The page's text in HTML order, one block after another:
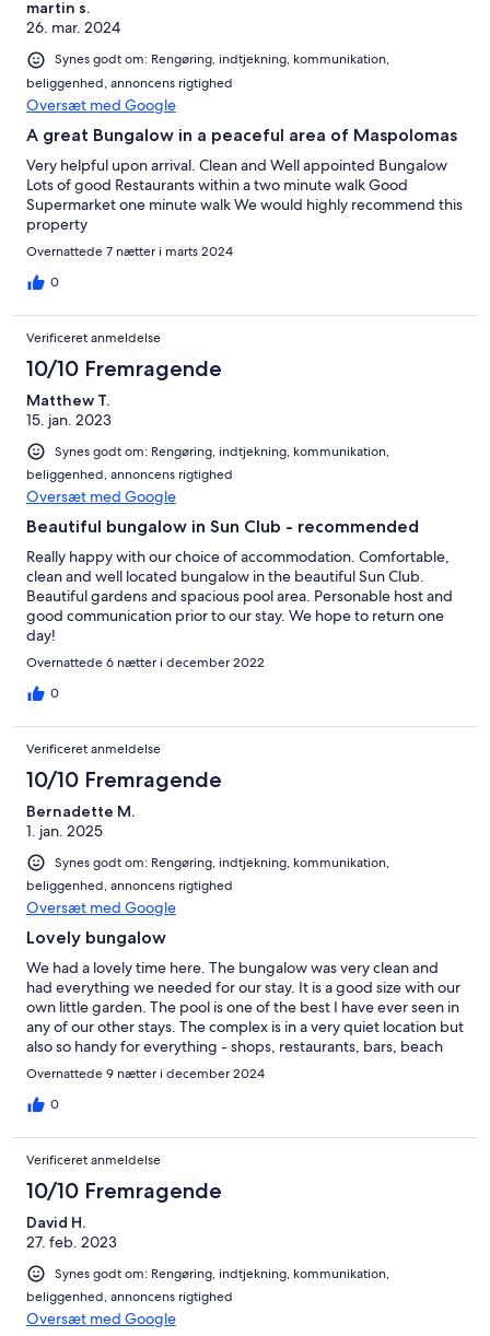
martin s.
26. mar. 2024
Synes godt om: Rengøring, indtjekning, kommunikation,
beliggenhed, annoncens rigtighed
Oversæt med Google
A great Bungalow in a peaceful area of Maspolomas
Very helpful upon arrival. Clean and Well appointed Bungalow
Lots of good Restaurants within a two minute walk Good
Supermarket one minute walk We would highly recommend this
property
Overnattede 7 nætter i marts 2024
0
Verificeret anmeldelse
10/10 Fremragende
Matthew T.
15. jan. 2023
Synes godt om: Rengøring, indtjekning, kommunikation,
beliggenhed, annoncens rigtighed
Oversæt med Google
Beautiful bungalow in Sun Club - recommended
Really happy with our choice of accommodation. Comfortable,
clean and well located bungalow in the beautiful Sun Club.
Beautiful gardens and spacious pool area. Personable host and
good communication prior to our stay. We hope to return one
day!
Overnattede 6 nætter i december 2022
0
Verificeret anmeldelse
10/10 Fremragende
Bernadette M.
1. jan. 2025
Synes godt om: Rengøring, indtjekning, kommunikation,
beliggenhed, annoncens rigtighed
Oversæt med Google
Lovely bungalow
We had a lovely time here. The bungalow was very clean and
had everything we needed for our stay. It is a good size with our
own little garden. The pool is one of the best I have ever seen in
any of our other stays. The complex is in a very quiet location but
also so handy for everything - shops, restaurants, bars, beach
and buses. Would definitely stay here again.
Overnattede 9 nætter i december 2024
0
Verificeret anmeldelse
10/10 Fremragende
David H.
27. feb. 2023
Synes godt om: Rengøring, indtjekning, kommunikation,
beliggenhed, annoncens rigtighed
Oversæt med Google